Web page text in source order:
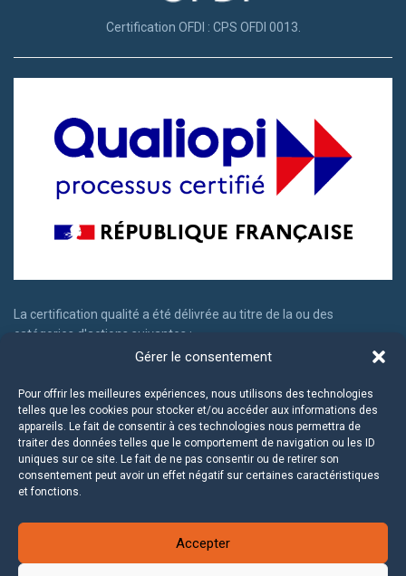
Gérer le consentement
Pour offrir les meilleures expériences, nous utilisons des technologies
telles que les cookies pour stocker et/ou accéder aux informations des
appareils. Le fait de consentir à ces technologies nous permettra de
traiter des données telles que le comportement de navigation ou les ID
uniques sur ce site. Le fait de ne pas consentir ou de retirer son
consentement peut avoir un effet négatif sur certaines caractéristiques
et fonctions.
Accepter
Certification OFDI : CPS OFDI 0013.
La certification qualité a été délivrée au titre de la ou des
catégories d'actions suivantes :
Actions de formation